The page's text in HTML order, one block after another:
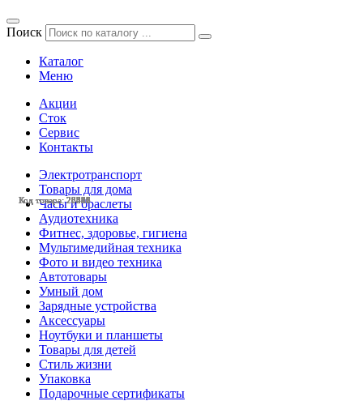
Код товара: 28556
Код товара: 28546
Код товара: 28545
Код товара: 28542
Код товара: 28541
Код товара: 28488
Код товара: 28365
Код товара: 27091
Код товара: 26426
Код товара: 26425
Код товара: 25235
Код товара: 25222
Поиск
Каталог
Меню
Акции
Сток
Сервис
Контакты
Электротранспорт
Товары для дома
Часы и браслеты
Аудиотехника
Фитнес, здоровье, гигиена
Мультимедийная техника
Фото и видео техника
Автотовары
Умный дом
Зарядные устройства
Аксессуары
Ноутбуки и планшеты
Товары для детей
Стиль жизни
Упаковка
Подарочные сертификаты